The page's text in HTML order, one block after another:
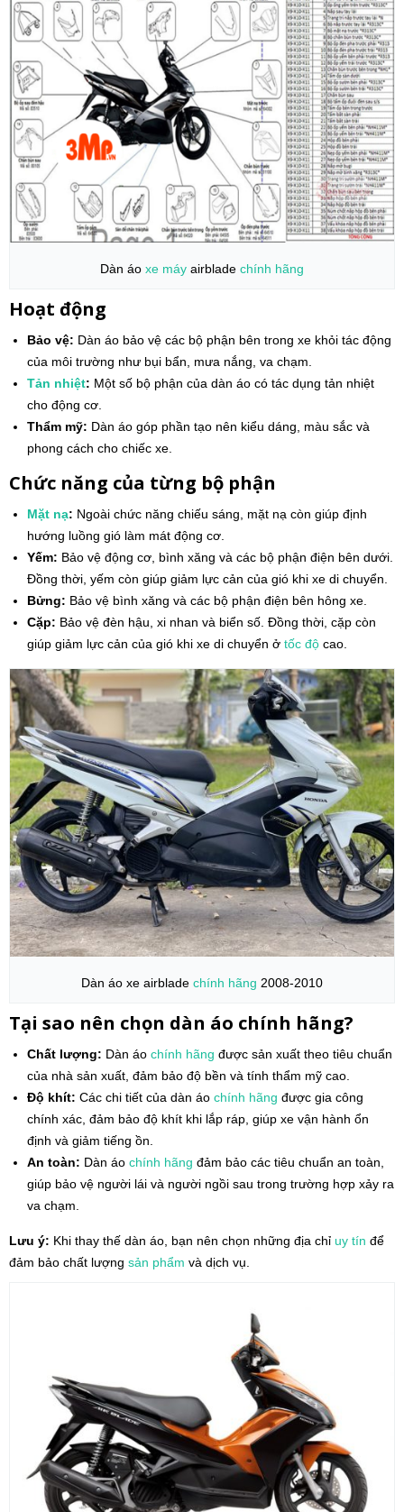
Dàn áo xe máy airblade chính hãng
Hoạt động
Bảo vệ: Dàn áo bảo vệ các bộ phận bên trong xe khỏi tác động
của môi trường như bụi bẩn, mưa nắng, va chạm.
Tản nhiệt: Một số bộ phận của dàn áo có tác dụng tản nhiệt
cho động cơ.
Thẩm mỹ: Dàn áo góp phần tạo nên kiểu dáng, màu sắc và
phong cách cho chiếc xe.
Chức năng của từng bộ phận
Mặt nạ: Ngoài chức năng chiếu sáng, mặt nạ còn giúp định
hướng luồng gió làm mát động cơ.
Yếm: Bảo vệ động cơ, bình xăng và các bộ phận điện bên dưới.
Đồng thời, yếm còn giúp giảm lực cản của gió khi xe di chuyển.
Bửng: Bảo vệ bình xăng và các bộ phận điện bên hông xe.
Cặp: Bảo vệ đèn hậu, xi nhan và biển số. Đồng thời, cặp còn
giúp giảm lực cản của gió khi xe di chuyển ở tốc độ cao.
Dàn áo xe airblade chính hãng 2008-2010
Tại sao nên chọn dàn áo chính hãng?
Chất lượng: Dàn áo chính hãng được sản xuất theo tiêu chuẩn
của nhà sản xuất, đảm bảo độ bền và tính thẩm mỹ cao.
Độ khít: Các chi tiết của dàn áo chính hãng được gia công
chính xác, đảm bảo độ khít khi lắp ráp, giúp xe vận hành ổn
định và giảm tiếng ồn.
An toàn: Dàn áo chính hãng đảm bảo các tiêu chuẩn an toàn,
giúp bảo vệ người lái và người ngồi sau trong trường hợp xảy ra
va chạm.
Lưu ý: Khi thay thế dàn áo, bạn nên chọn những địa chỉ uy tín để
đảm bảo chất lượng sản phẩm và dịch vụ.